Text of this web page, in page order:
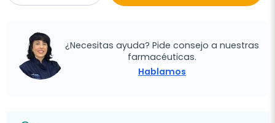
¿Necesitas ayuda? Pide consejo a nuestras
farmacéuticas.
Hablamos